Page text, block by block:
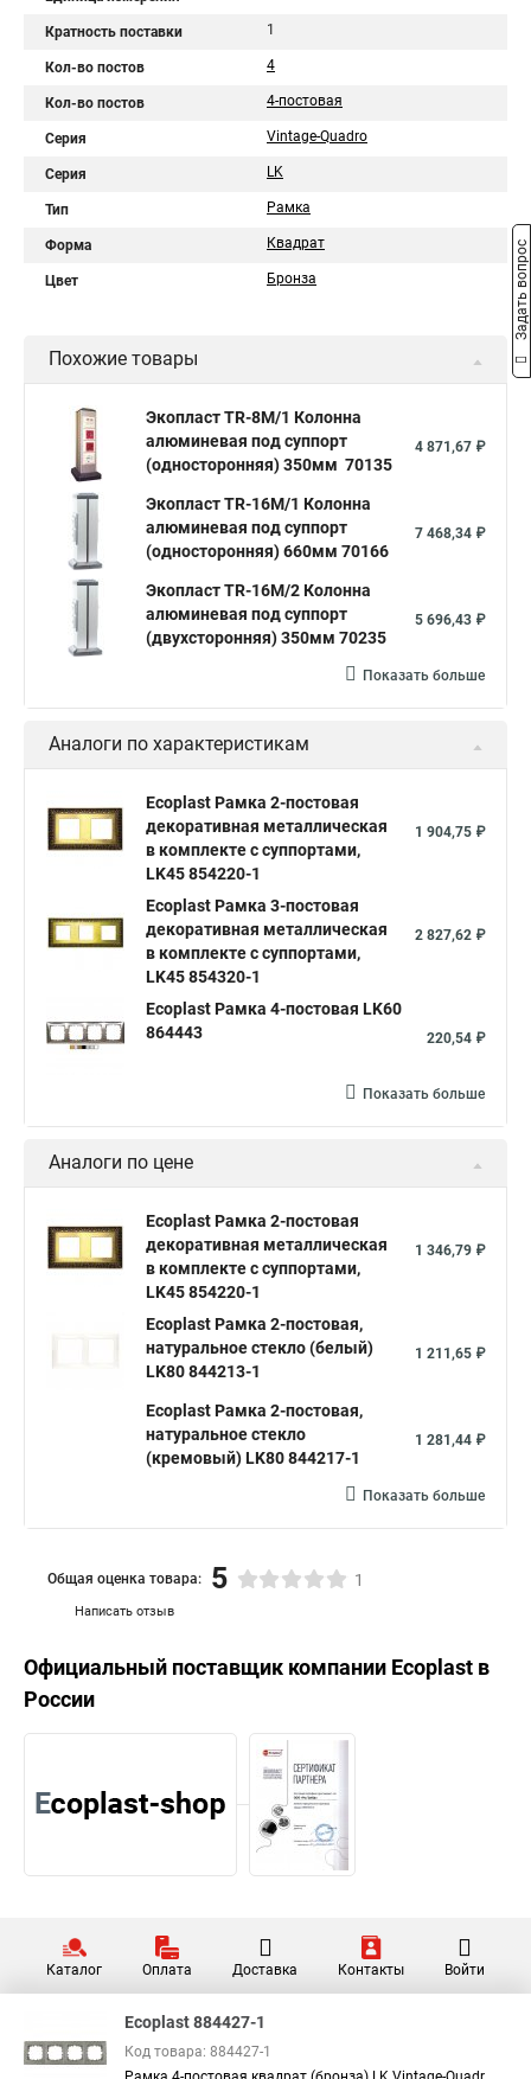
Кратность поставки 1
Кол-во постов 4
Кол-во постов 4-постовая
Серия Vintage-Quadro
Серия LK
Тип Рамка
Форма Квадрат
Цвет Бронза
Похожие товары
Экопласт TR-8M/1 Колонна
алюминевая под суппорт
(односторонняя) 350мм 70135
4 871,67 ₽
Экопласт TR-16M/1 Колонна
алюминевая под суппорт
(односторонняя) 660мм 70166
7 468,34 ₽
Экопласт TR-16M/2 Колонна
алюминевая под суппорт
(двухсторонняя) 350мм 70235
5 696,43 ₽
Показать больше
Аналоги по характеристикам
Ecoplast Рамка 2-постовая
декоративная металлическая
в комплекте с суппортами,
LK45 854220-1
1 904,75 ₽
Ecoplast Рамка 3-постовая
декоративная металлическая
в комплекте с суппортами,
LK45 854320-1
2 827,62 ₽
Ecoplast Рамка 4-постовая LK60
864443
220,54 ₽
Показать больше
Аналоги по цене
Ecoplast Рамка 2-постовая
декоративная металлическая
в комплекте с суппортами,
LK45 854220-1
1 346,79 ₽
Ecoplast Рамка 2-постовая,
натуральное стекло (белый)
LK80 844213-1
1 211,65 ₽
Ecoplast Рамка 2-постовая,
натуральное стекло
(кремовый) LK80 844217-1
1 281,44 ₽
Показать больше
Написать отзыв
Общая оценка товара: 5 1
Официальный поставщик компании Ecoplast в
России
Каталог Оплата Доставка Контакты Войти
Ecoplast 884427-1
Код товара: 884427-1
Задать вопрос